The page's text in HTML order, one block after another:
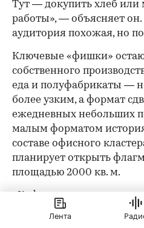
Тут — докупить хлеб или
работы», — объясняет
аудитория похожая, но
Ключевые «фишки»
собственного
еда и полуфабрикаты —
более узким, а формат
ежедневных небольших
малым форматом
составе офисного
планирует открыть
площадью 2000 кв. м.
«Кофемания»
«СберСити» в той же
Лента